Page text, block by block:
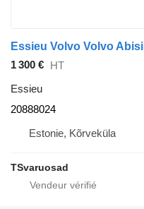
1 300 € HT
Essieu
20888024
Estonie, Kõrveküla
TSvaruosad